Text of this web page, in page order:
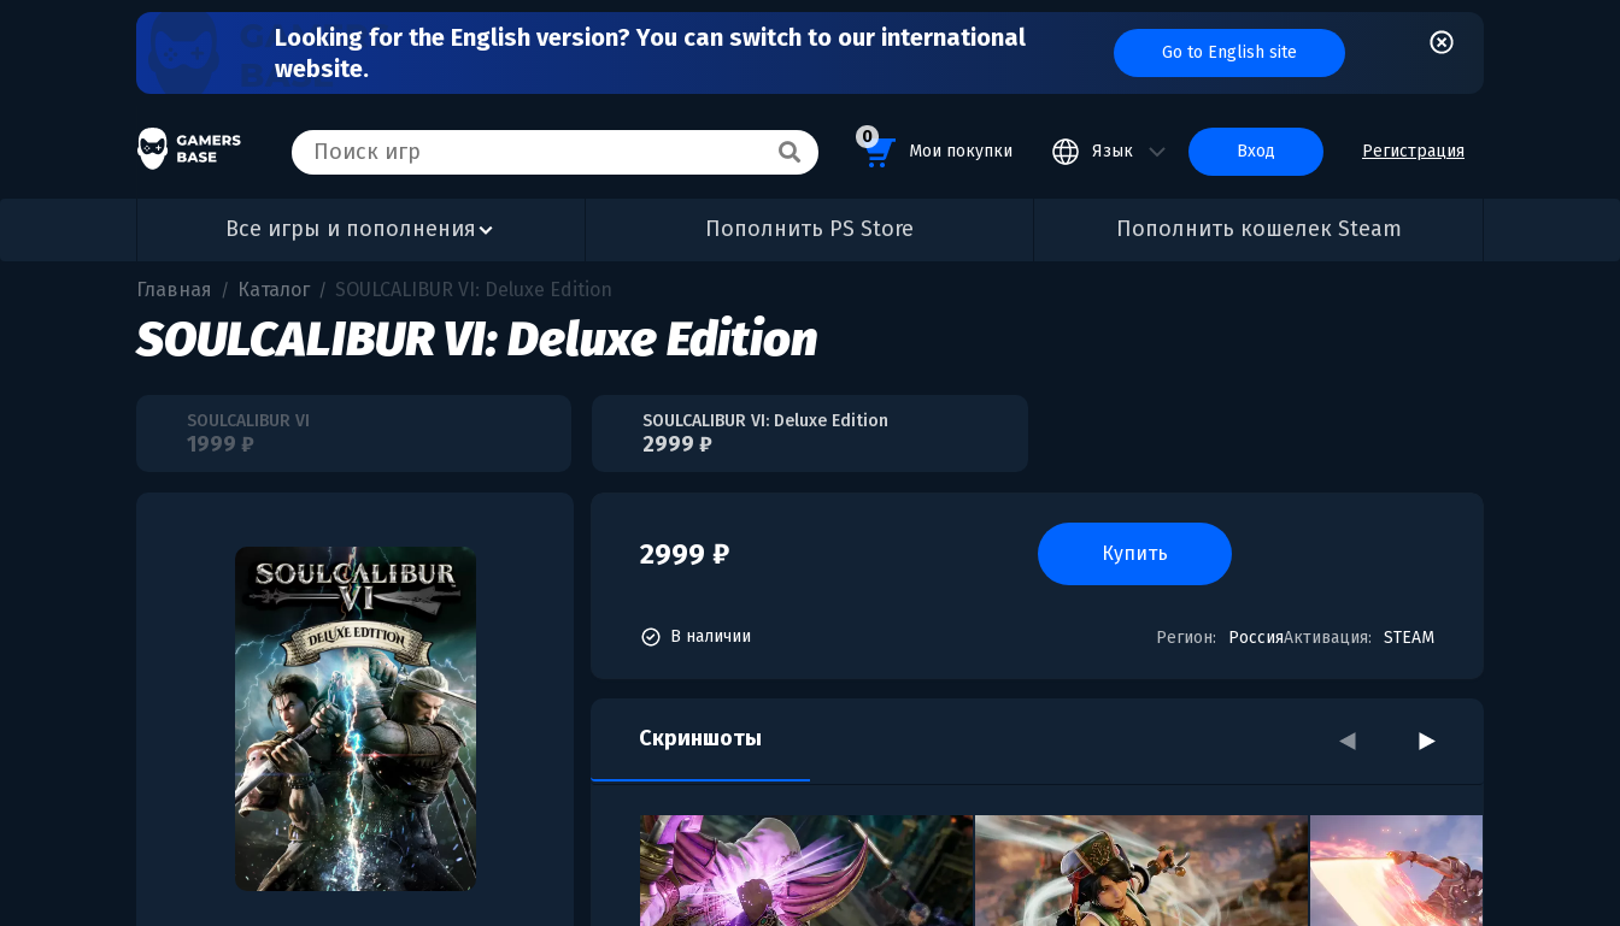
Looking for the English version? You can switch to our international
website.
Go to English site
0
Мои покупки Язык вход Регистрация
Все игры и пополнения Пополнить PS Store Пополнить кошелек Steam
Главная / Каталог / SOULCALIBUR VI: Deluxe Edition
SOULCALIBUR VI: Deluxe Edition
SOULCALIBUR VI
1999 ₽
SOULCALIBUR VI: Deluxe Edition
2999 ₽
2999 ₽ купить
Регион: РоссияАктивация: STEAM
В наличии
Скриншоты